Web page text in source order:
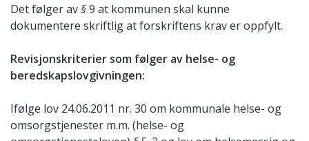
Det følger av§9 at kommunen skal kunne
dokumentere skriftlig at forskriftens krav er oppfylt.
Revisjonskriterier som følger av helse- og
beredskapslovgivningen:
Ifølge lov 24.06.2011 nr. 30 om kommunale helse- og
omsorgstjenester m.m. (helse- og